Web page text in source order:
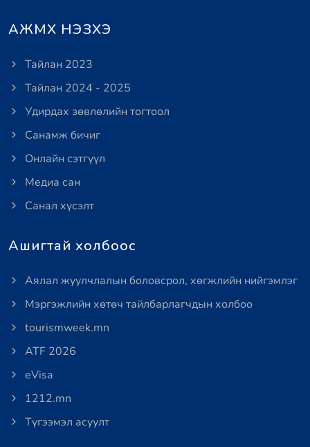
АЖМХ НЭЗХЭ
Тайлан 2023
Тайлан 2024 - 2025
Удирдах зөвлөлийн тогтоол
Санамж бичиг
Онлайн сэтгүүл
Медиа сан
Санал хүсэлт
Ашигтай холбоос
Аялал жуулчлалын боловсрол, хөгжлийн нийгэмлэг
Мэргэжлийн хөтөч тайлбарлагчдын холбоо
tourismweek.mn
ATF 2026
eVisa
1212.mn
Түгээмэл асуулт